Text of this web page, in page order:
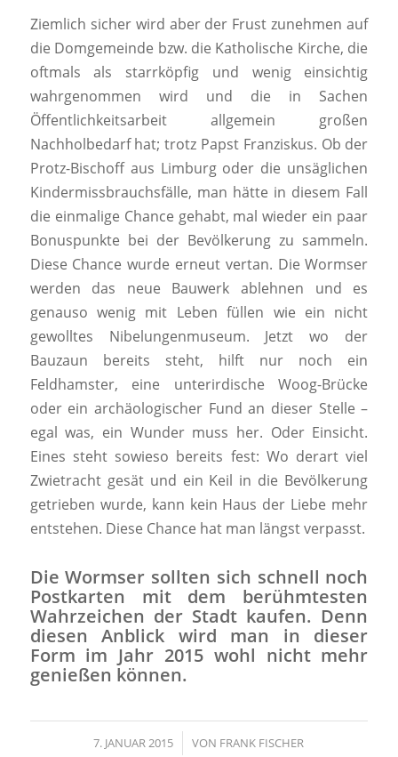
Ziemlich sicher wird aber der Frust zunehmen auf
die Domgemeinde bzw. die Katholische Kirche, die
oftmals als starrköpfig und wenig einsichtig
wahrgenommen wird und die in Sachen
Öffentlichkeitsarbeit allgemein großen
Nachholbedarf hat; trotz Papst Franziskus. Ob der
Protz-Bischoff aus Limburg oder die unsäglichen
Kindermissbrauchsfälle, man hätte in diesem Fall
die einmalige Chance gehabt, mal wieder ein paar
Bonuspunkte bei der Bevölkerung zu sammeln.
Diese Chance wurde erneut vertan. Die Wormser
werden das neue Bauwerk ablehnen und es
genauso wenig mit Leben füllen wie ein nicht
gewolltes Nibelungenmuseum. Jetzt wo der
Bauzaun bereits steht, hilft nur noch ein
Feldhamster, eine unterirdische Woog-Brücke
oder ein archäologischer Fund an dieser Stelle –
egal was, ein Wunder muss her. Oder Einsicht.
Eines steht sowieso bereits fest: Wo derart viel
Zwietracht gesät und ein Keil in die Bevölkerung
getrieben wurde, kann kein Haus der Liebe mehr
entstehen. Diese Chance hat man längst verpasst.
Die Wormser sollten sich schnell noch
Postkarten mit dem berühmtesten
Wahrzeichen der Stadt kaufen. Denn
diesen Anblick wird man in dieser
Form im Jahr 2015 wohl nicht mehr
genießen können.
7. JANUAR 2015
/ VON FRANK FISCHER